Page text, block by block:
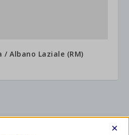
/ Albano Laziale (RM)
×